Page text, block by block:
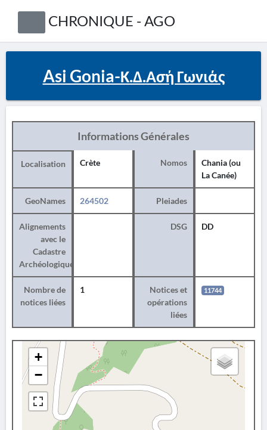
CHRONIQUE - AGO
Asi Gonia-Κ.Δ.Ασή Γωνιάς
Informations Générales
Localisation Crète Nomos
Chania (ou
La Canée)
GeoNames 264502 Pleiades
Alignements
avec le
Cadastre
Archéologique
DSG DD
Nombre de
notices liées
1
Notices et
opérations
liées
11744
+
−